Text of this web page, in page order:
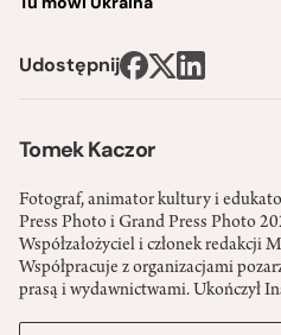
Tomek Kaczor
Fotograf, animator kultury i
Press Photo i Grand Press Photo
Współzałożyciel i członek redakcji
Współpracuje z organizacjami
prasą i wydawnictwami. Ukończył
Udostępnij